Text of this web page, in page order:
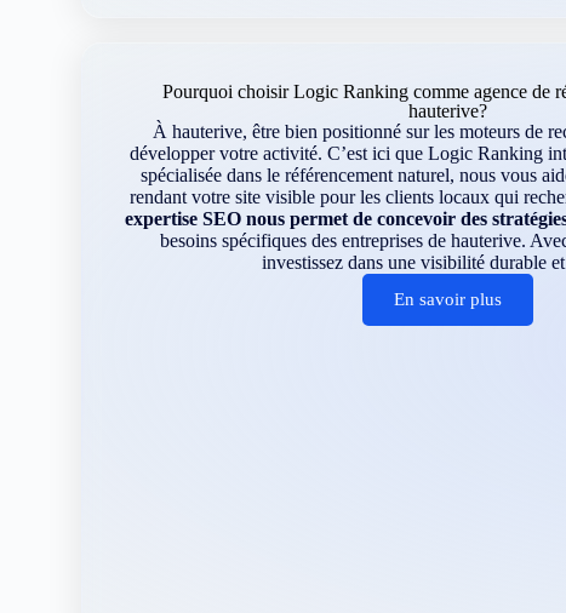
Pourquoi choisir Logic Ranking comme agence de
hauterive?
À hauterive, être bien positionné sur les moteurs de
développer votre activité. C’est ici que Logic Ranking
spécialisée dans le référencement naturel, nous vous
rendant votre site visible pour les clients locaux qui
expertise SEO nous permet de concevoir des
besoins spécifiques des entreprises de hauterive.
investissez dans une visibilité durable
En savoir plus